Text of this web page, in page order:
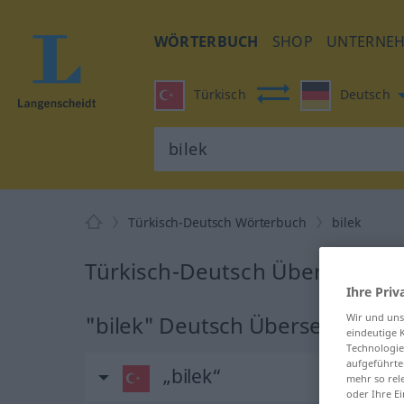
WÖRTERBUCH SHOP
Türkisch Deutsch
Türkisch-Deutsch Wörterbuch bilek
Türkisch-Deutsch
"bilek" Deutsch Übersetzung
„bilek“
Ihre
Wir und
eindeutige
mehr so
oder Ihre